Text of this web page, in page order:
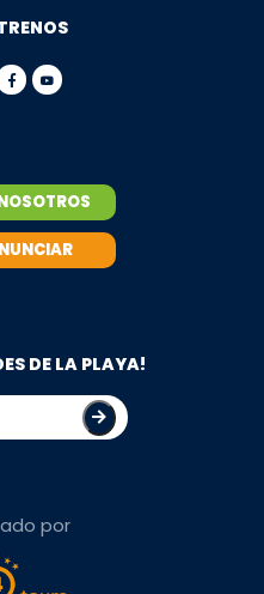
DE LA PLAYA!
por